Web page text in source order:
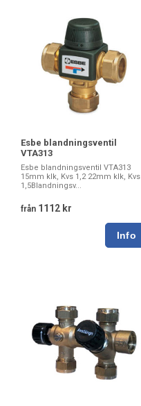
Esbe blandningsventil
VTA313
Esbe blandningsventil VTA313
15mm klk, Kvs 1,2 22mm klk, Kvs
1,5Blandningsv...
från 1112 kr